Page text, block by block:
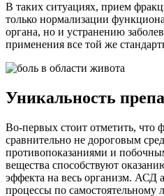
В таких ситуациях, прием
только нормализации
органа, но и устранению
применения все той же
Уникальность
Во-первых стоит отметить, что
сравнительно не дороговым
противопоказаниями и
вещества способствуют
эффекта на весь организм. АСД
процессы по